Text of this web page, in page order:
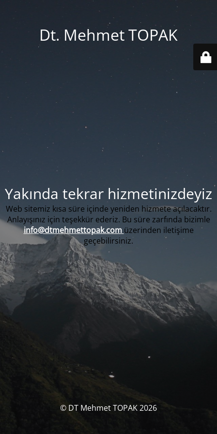
Dt. Mehmet TOPAK
Yakında tekrar hizmetinizdeyiz
Web sitemiz kısa süre içinde yeniden hizmete açılacaktır.
Anlayışınız için teşekkür ederiz. Bu süre zarfında bizimle
info@dtmehmettopak.com üzerinden iletişime
geçebilirsiniz.
© DT Mehmet TOPAK 2026